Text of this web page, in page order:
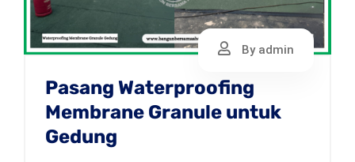
By admin
Pasang Waterproofing
Membrane Granule untuk
Gedung